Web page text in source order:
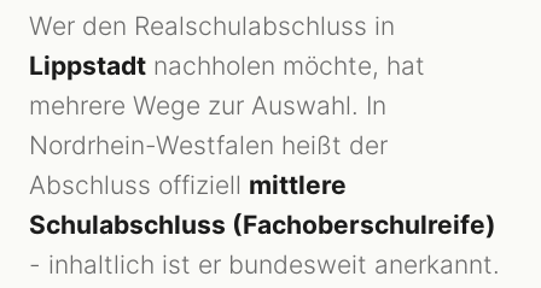
Wer den Realschulabschluss in
Lippstadt nachholen möchte, hat
mehrere Wege zur Auswahl. In
Nordrhein-Westfalen heißt der
Abschluss offiziell mittlere
Schulabschluss (Fachoberschulreife)
- inhaltlich ist er bundesweit anerkannt.